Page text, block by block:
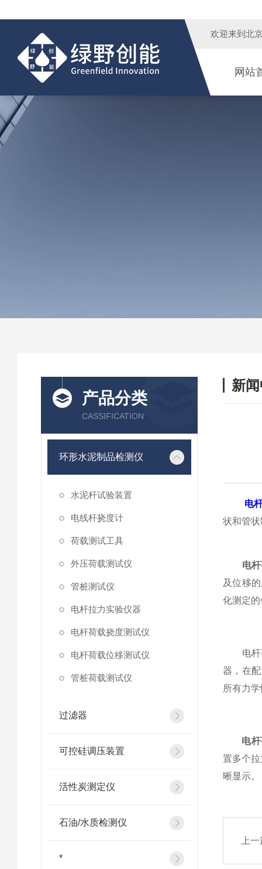
欢迎来到 北
网站
产品分类
CASSIFICATION
环形水泥制品检测仪
水泥杆试验装置
电线杆挠度计
荷载测试工具
外压荷载测试仪
管桩测试仪
电杆拉力实验仪器
电杆荷载挠度测试仪
电杆荷载位移测试仪
管桩荷载测试仪
过滤器
可控硅调压装置
活性炭测定仪
石油/水质检测仪
*
新
电
状和管
电
及位移
化测定
电杆荷
器，在
所有力
电
置多个
晰显示。
上